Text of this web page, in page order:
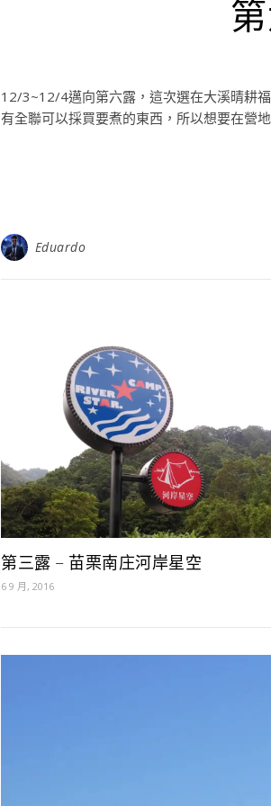
12/3~12/4邁向第六露，這次選在大溪晴耕
有全聯可以採買要煮的東西，所以想要在營
Eduardo
第三露 – 苗栗南庄河岸星空
6 9 月, 2016